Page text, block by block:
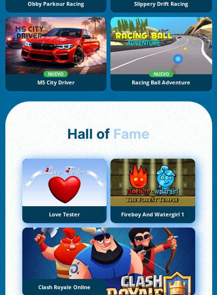
Obby Parkour Racing Slippery Drift Racing
NUEVO
M5 City Driver
NUEVO
Racing Ball Adventure
Hall of Fame
Love Tester Fireboy And Watergirl 1
Clash Royale Online